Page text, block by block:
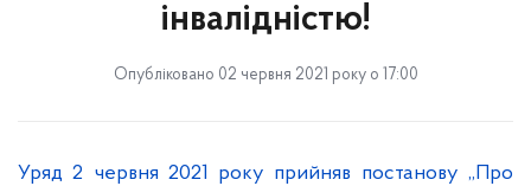
інвалідністю!
Опубліковано 02 червня 2021 року о 17:00
Уряд 2 червня 2021 року прийняв постанову „Про